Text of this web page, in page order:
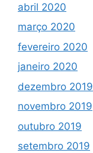
abril 2020
março 2020
fevereiro 2020
janeiro 2020
dezembro 2019
novembro 2019
outubro 2019
setembro 2019